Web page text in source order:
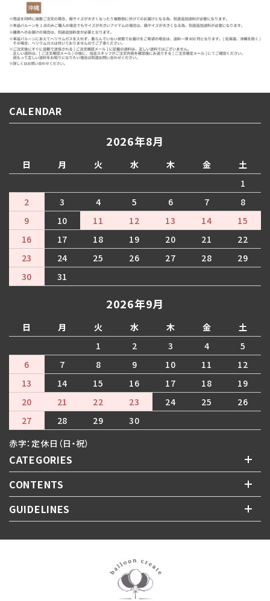
CALENDAR
2026年8月
日 月 火 水 木 金
土
1
2
3 4 5 6 7
8
9
10 11 12 13 14
15
16
17 18 19 20 21
22
23
24 25 26 27 28
29
30
31
2026年9月
日 月 火 水 木 金
土
1
2 3 4
5
6
7 8 9 10 11
12
13
14 15 16 17 18
19
20
21 22 23 24 25
26
27
28 29
30
赤字：定休日（日・祝）
CATEGORIES
CONTENTS
GUIDELINES